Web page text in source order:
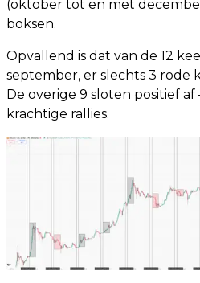
(oktober tot en met
boksen.
Opvallend is dat van de 12
september, er slechts 3 rode
De overige 9 sloten positief
krachtige rallies.